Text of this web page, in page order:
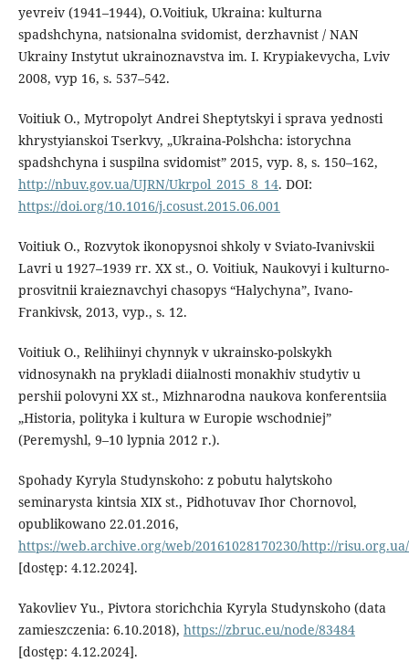
yevreiv (1941–1944), O.Voitiuk, Ukraina: kulturna
spadshchyna, natsionalna svidomist, derzhavnist / NAN
Ukrainy Instytut ukrainoznavstva im. I. Krypiakevycha, Lviv
2008, vyp 16, s. 537–542.
Voitiuk O., Mytropolyt Andrei Sheptytskyi i sprava yednosti
khrystyianskoi Tserkvy, „Ukraina-Polshcha: istorychna
spadshchyna i suspilna svidomist” 2015, vyp. 8, s. 150–162,
http://nbuv.gov.ua/UJRN/Ukrpol_2015_8_14. DOI:
https://doi.org/10.1016/j.cosust.2015.06.001
Voitiuk O., Rozvytok ikonopysnoi shkoly v Sviato-Ivanivskii
Lavri u 1927–1939 rr. ХХ st., O. Voitiuk, Naukovyi i kulturno-
prosvitnii kraieznavchyi chasopys “Halychyna”, Ivano-
Frankivsk, 2013, vyp., s. 12.
Voitiuk O., Relihiinyi chynnyk v ukrainsko-polskykh
vidnosynakh na prykladi diialnosti monakhiv studytiv u
pershii polovyni XX st., Mizhnarodna naukova konferentsiia
„Historia, polityka i kultura w Europie wschodniej”
(Peremyshl, 9–10 lypnia 2012 r.).
Spohady Kyryla Studynskoho: z pobutu halytskoho
seminarysta kintsia XIX st., Pidhotuvav Ihor Chornovol,
opublikowano 22.01.2016,
https://web.archive.org/web/20161028170230/http://
[dostęp: 4.12.2024].
Yakovliev Yu., Pivtora storichchia Kyryla Studynskoho (data
zamieszczenia: 6.10.2018), https://zbruc.eu/node/83484
[dostęp: 4.12.2024].